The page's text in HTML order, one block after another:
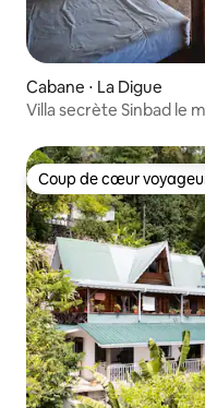
Cabane ⋅ La Digue
Villa secrète Sinbad le
Coup de cœur
Coup de cœur